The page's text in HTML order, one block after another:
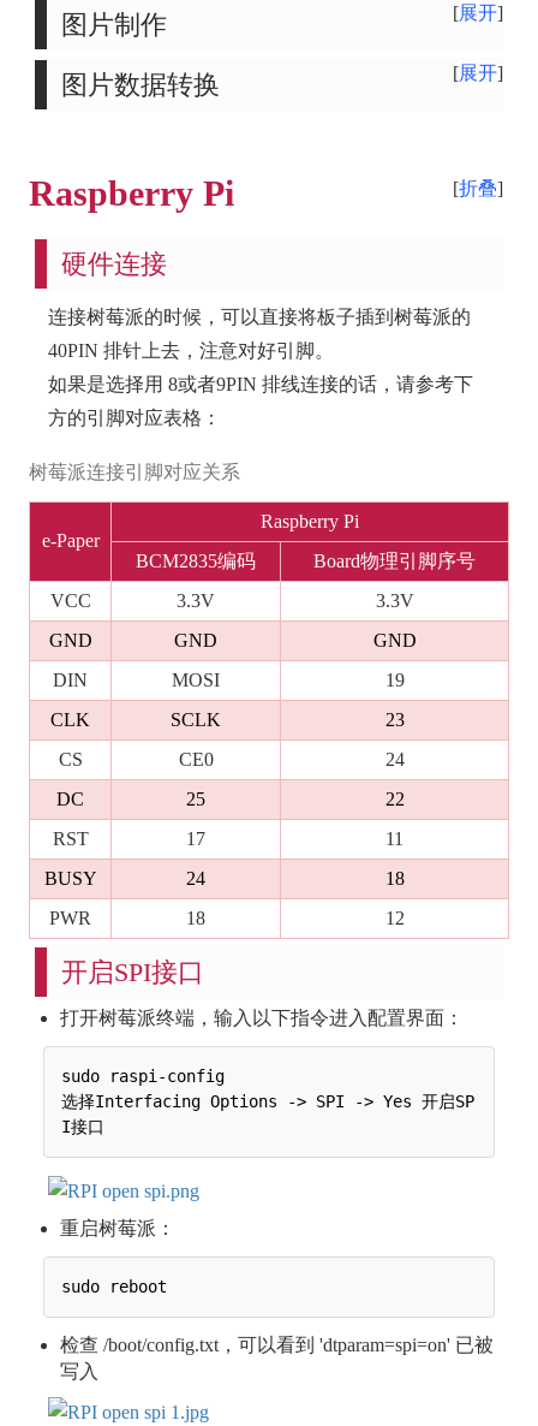
展开
图片制作
展开
图片数据转换
折叠
Raspberry Pi
硬件连接
连接树莓派的时候，可以直接将板子插到树莓派的
40PIN 排针上去，注意对好引脚。
如果是选择用 8或者9PIN 排线连接的话，请参考下
方的引脚对应表格：
树莓派连接引脚对应关系
e-Paper
Raspberry Pi
BCM2835编码
Board物理引脚序号
VCC
3.3V
3.3V
GND
GND
GND
DIN
MOSI
19
CLK
SCLK
23
CS
CE0
24
DC
25
22
RST
17
11
BUSY
24
18
PWR
18 12
开启SPI接口
打开树莓派终端，输入以下指令进入配置界面：
sudo raspi-config
选择Interfacing Options -> SPI -> Yes 开启SP
重启树莓派：
检查 /boot/config.txt，可以看到 'dtparam=spi=on' 已被
写入